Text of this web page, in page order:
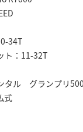
34T
ト：11-32T
タル グランプリ
式